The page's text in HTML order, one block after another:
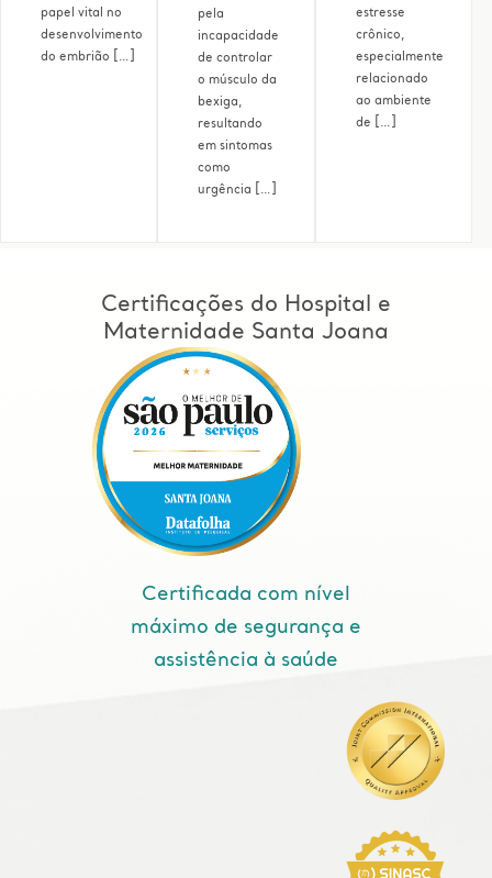
papel vital no
desenvolvimento
do embrião […]
pela
incapacidade
de controlar
o músculo da
bexiga,
resultando
em sintomas
como
urgência […]
estresse
crônico,
especialmente
relacionado
ao ambiente
de […]
Certificações do Hospital e
Maternidade Santa Joana
Certificada com nível
máximo de segurança e
assistência à saúde